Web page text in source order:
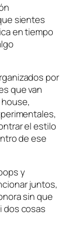
sientes
en tiempo
por
que van
el estilo
de ese
y
juntos,
sin que
dos cosas